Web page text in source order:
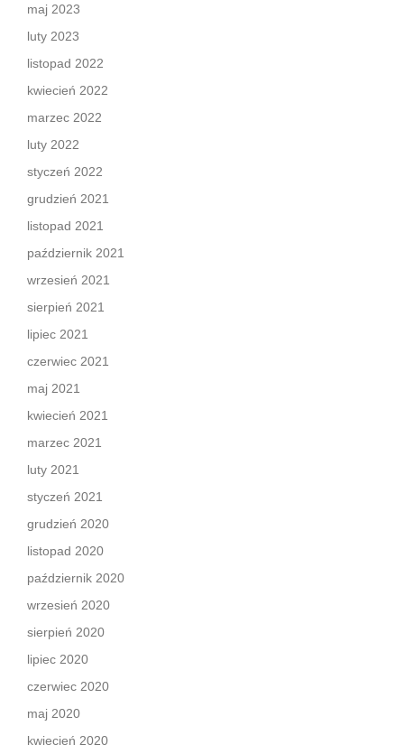
maj 2023
luty 2023
listopad 2022
kwiecień 2022
marzec 2022
luty 2022
styczeń 2022
grudzień 2021
listopad 2021
październik 2021
wrzesień 2021
sierpień 2021
lipiec 2021
czerwiec 2021
maj 2021
kwiecień 2021
marzec 2021
luty 2021
styczeń 2021
grudzień 2020
listopad 2020
październik 2020
wrzesień 2020
sierpień 2020
lipiec 2020
czerwiec 2020
maj 2020
kwiecień 2020